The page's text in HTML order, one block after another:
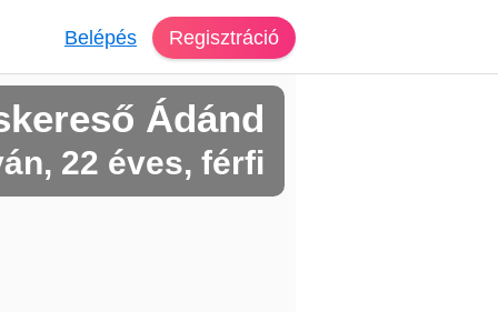
Belépés Regisztráció
Ádánd
22 éves, férfi